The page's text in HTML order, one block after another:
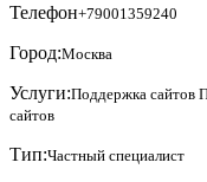
Телефон+79001359240
Город:Москва
Услуги:Поддержка сайтов
сайтов
Тип:Частный специалист